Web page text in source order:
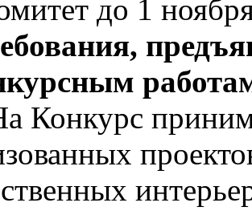
до 1
Конкурс